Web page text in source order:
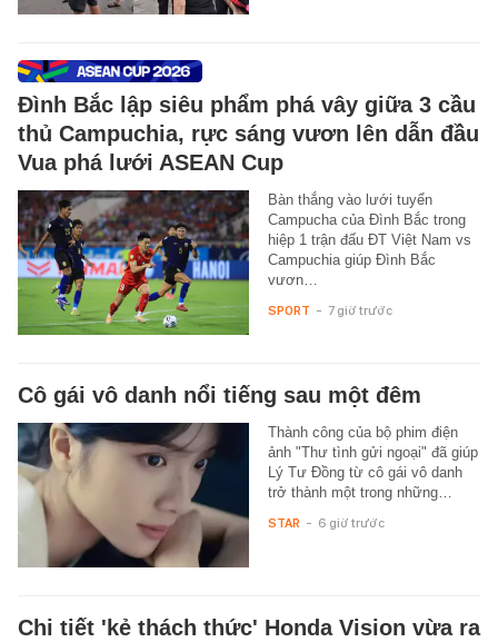
Đình Bắc lập siêu phẩm phá vây giữa 3 cầu
thủ Campuchia, rực sáng vươn lên dẫn đầu
Vua phá lưới ASEAN Cup
Bàn thắng vào lưới tuyển
Campucha của Đình Bắc trong
hiệp 1 trận đấu ĐT Việt Nam vs
Campuchia giúp Đình Bắc
vươn…
SPORT - 7 giờ trước
Cô gái vô danh nổi tiếng sau một đêm
Thành công của bộ phim điện
ảnh "Thư tình gửi ngoại" đã giúp
Lý Tư Đồng từ cô gái vô danh
trở thành một trong những…
STAR - 6 giờ trước
Chi tiết 'kẻ thách thức' Honda Vision vừa ra